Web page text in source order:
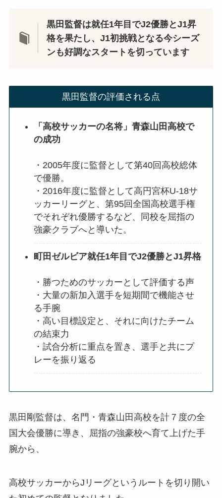
黒田監督は就任1年目でJ2優勝とJ1昇
格を果たし、J1初挑戦となる今シーズ
ンも好調なスタートを切っています
黒田監督の評価される点
「高校サッカーの名将」青森山田高校で
の成功
・2005年度に監督として第40回高校総体
で優勝。
・2016年度に監督として高円宮杯U-18サ
ッカーリーグと、第95回全国高校選手権
でそれぞれ優勝するなど、同校を屈指の
強豪クラブへと導いた。
町田ゼルビア就任1年目でJ2優勝とJ1昇格
・勝つためのサッカーとして評価する声
・大量の新加入選手を短期間で機能させ
る手腕
・高い目標設定と、それに向けたチーム
の結束力
・試合分析に重点を置き、選手と共にプ
レーを振り返る
黒田剛監督は、名門・青森山田高校を計７度の全
国大会優勝に導き、屈指の強豪校へ育て上げた手
腕から、
高校サッカーからJリーグというルートを切り開い